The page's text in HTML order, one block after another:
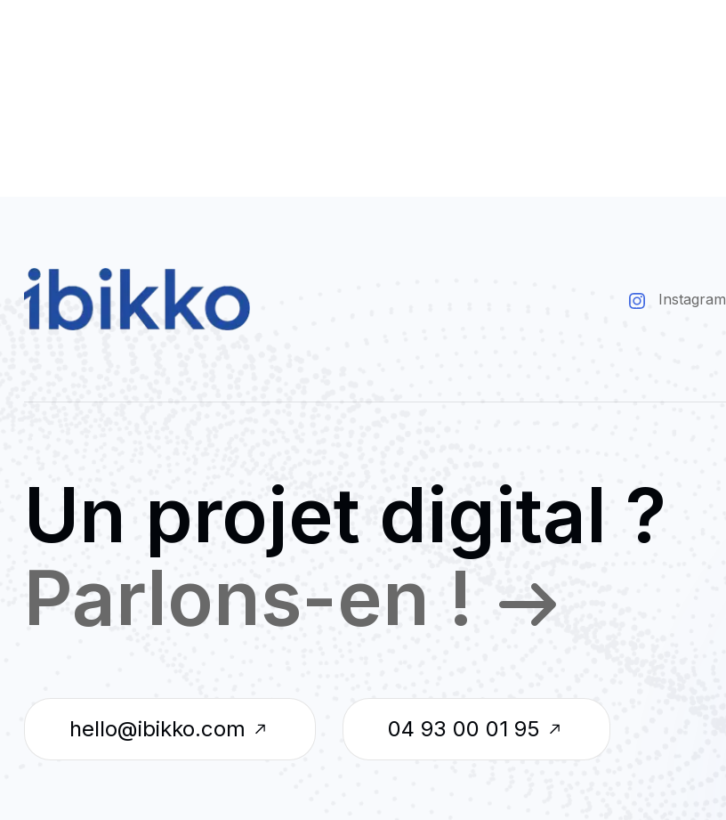
Instagram
Un projet digital ?
Parlons-en !
hello@ibikko.com 04 93 00 01 95